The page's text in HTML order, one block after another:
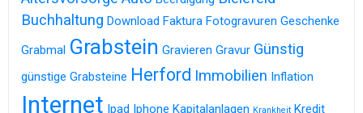
Buchhaltung Download Faktura Fotogravuren Geschenke
Grabmal Grabstein Gravieren Gravur Günstig
günstige Grabsteine Herford Immobilien Inflation
Internet Ipad Iphone Kapitalanlagen Krankheit Kredit